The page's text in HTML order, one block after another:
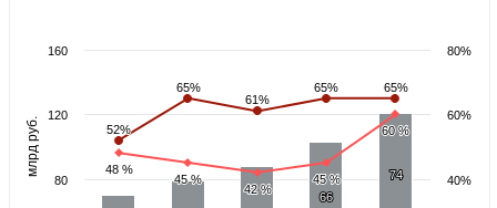
м
л
р
д
р
у
б
.
66
66
74
74
52%
52%
65%
65%
61%
61%
65%
65% 65%
65%
48 %
48 %
45 %
45 %
42 %
42 %
45 %
45 %
60 %
60 %
40%
60%
80%
80
120
160